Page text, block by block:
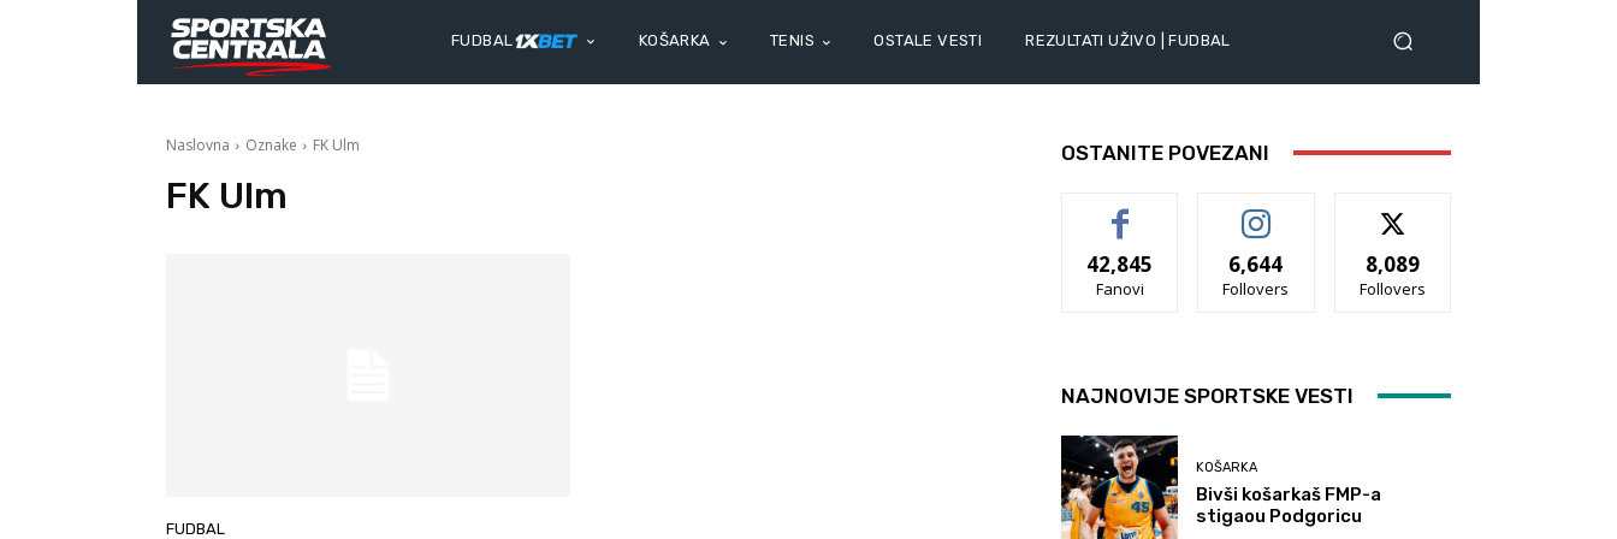
FUDBAL KOŠARKA TENIS OSTALE VESTI REZULTATI UŽIVO | FUDBAL
Naslovna Oznake FK Ulm
FK Ulm
FUDBAL
OSTANITE POVEZANI
42,845
Fanovi
6,644
Follovers
8,089
Follovers
NAJNOVIJE SPORTSKE VESTI
KOŠARKA
Bivši košarkaš FMP-a
stigaou Podgoricu